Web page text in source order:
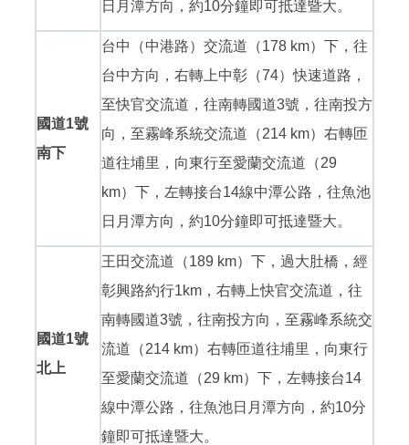
日月潭方向，約10分鐘即可抵達暨大。
國道1號
南下
台中（中港路）交流道（178 km）下，往
台中方向，右轉上中彰（74）快速道路，
至快官交流道，往南轉國道3號，往南投方
向，至霧峰系統交流道（214 km）右轉匝
道往埔里，向東行至愛蘭交流道（29
km）下，左轉接台14線中潭公路，往魚池
日月潭方向，約10分鐘即可抵達暨大。
國道1號
北上
王田交流道（189 km）下，過大肚橋，經
彰興路約行1km，右轉上快官交流道，往
南轉國道3號，往南投方向，至霧峰系統交
流道（214 km）右轉匝道往埔里，向東行
至愛蘭交流道（29 km）下，左轉接台14
線中潭公路，往魚池日月潭方向，約10分
鐘即可抵達暨大。